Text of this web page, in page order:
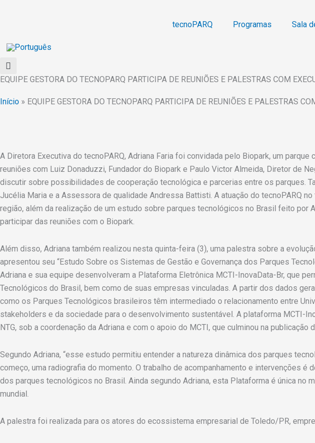
conteúdo
tecnoPARQ Programas Sala
EQUIPE GESTORA DO TECNOPARQ PARTICIPA DE REUNIÕES E PALESTRAS COM
Início » EQUIPE GESTORA DO TECNOPARQ PARTICIPA DE REUNIÕES E PALESTRAS
A Diretora Executiva do tecnoPARQ, Adriana Faria foi convidada pelo Biopark, um
reuniões com Luiz Donaduzzi, Fundador do Biopark e Paulo Victor Almeida, Diretor de
discutir sobre possibilidades de cooperação tecnológica e parcerias entre os parques.
Jucélia Maria e a Assessora de qualidade Andressa Battisti. A atuação do tecnoPARQ
região, além da realização de um estudo sobre parques tecnológicos no Brasil feito por
participar das reuniões com o Biopark.
Além disso, Adriana também realizou nesta quinta-feira (3), uma palestra sobre a
apresentou seu “Estudo Sobre os Sistemas de Gestão e Governança dos Parques
Adriana e sua equipe desenvolveram a Plataforma Eletrônica MCTI-InovaData-Br, que
Tecnológicos do Brasil, bem como de suas empresas vinculadas. A partir dos dados
como os Parques Tecnológicos brasileiros têm intermediado o relacionamento entre
stakeholders e da sociedade para o desenvolvimento sustentável. A plataforma MCTI-
NTG, sob a coordenação da Adriana e com o apoio do MCTI, que culminou na
Segundo Adriana, “esse estudo permitiu entender a natureza dinâmica dos parques
começo, uma radiografia do momento. O trabalho de acompanhamento e intervenções é
dos parques tecnológicos no Brasil. Ainda segundo Adriana, esta Plataforma é única no
mundial.
A palestra foi realizada para os atores do ecossistema empresarial de Toledo/PR,